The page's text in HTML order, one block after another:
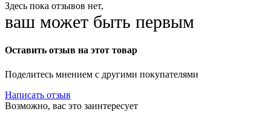
Здесь пока отзывов нет,
ваш может быть первым
Оставить отзыв на этот товар
Поделитесь мнением с другими покупателями
Написать отзыв
Возможно, вас это заинтересует